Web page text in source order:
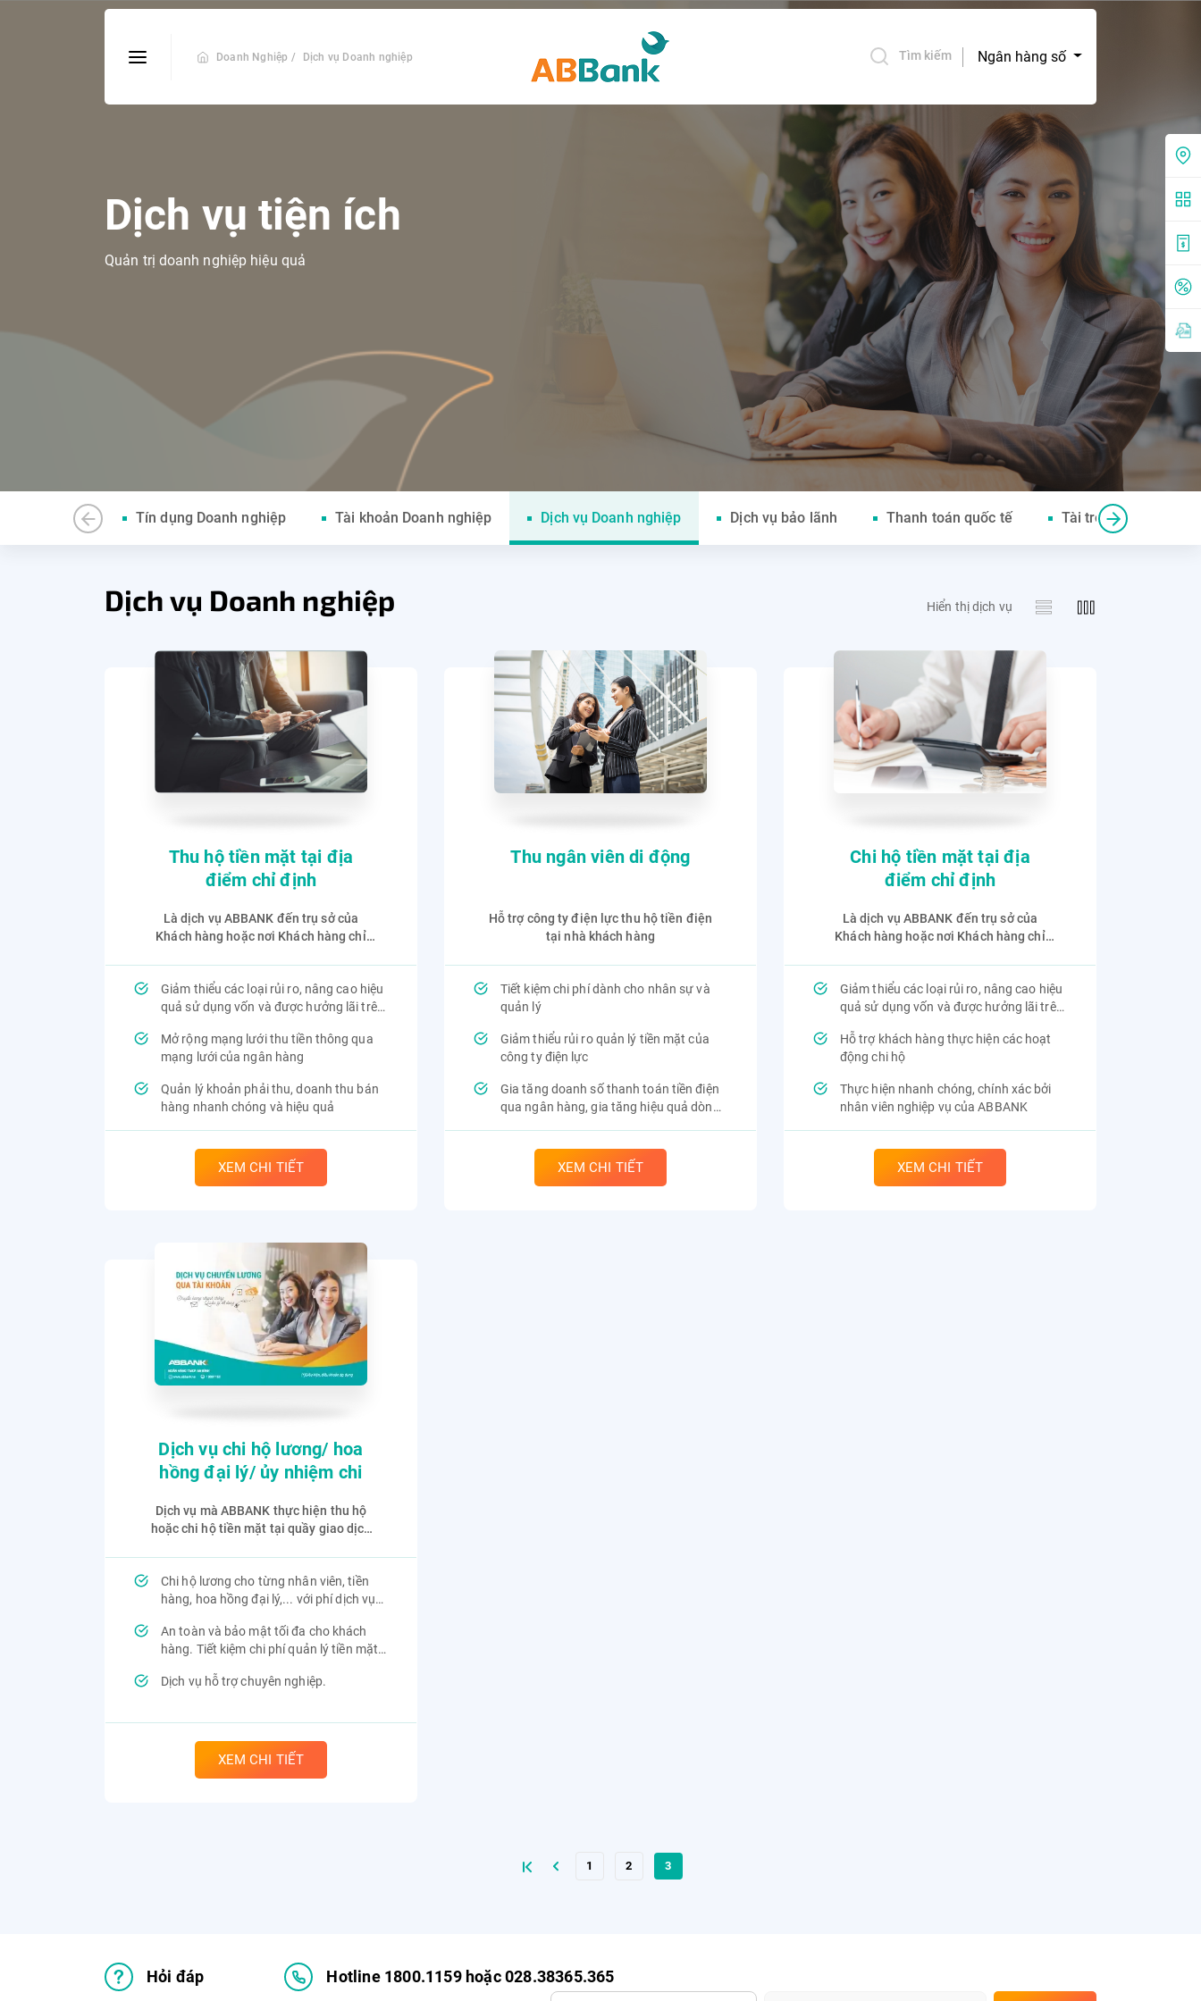
Doanh Nghiệp / Dịch vụ Doanh nghiệp Tìm kiếm Ngân hàng số
Dịch vụ tiện ích
Quản trị doanh nghiệp hiệu quả
Tín dụng Doanh nghiệp Tài khoản Doanh nghiệp Dịch vụ Doanh nghiệp Dịch vụ bảo lãnh Thanh toán quốc tế Tài trợ thương mại
Dịch vụ Doanh nghiệp Hiển thị dịch vụ
Thu hộ tiền mặt tại địa
điểm chỉ định
Là dịch vụ ABBANK đến trụ sở của
Khách hàng hoặc nơi Khách hàng chỉ
vào tài khoản của Khách hàng tại
ABBANK.
Giảm thiểu các loại rủi ro, nâng cao hiệu
quả sử dụng vốn và được hưởng lãi trên
Mở rộng mạng lưới thu tiền thông qua
mạng lưới của ngân hàng
Quản lý khoản phải thu, doanh thu bán
hàng nhanh chóng và hiệu quả
XEM CHI TIẾT
Thu ngân viên di động
Hỗ trợ công ty điện lực thu hộ tiền điện
tại nhà khách hàng
Tiết kiệm chi phí dành cho nhân sự và
quản lý
Giảm thiểu rủi ro quản lý tiền mặt của
công ty điện lực
Gia tăng doanh số thanh toán tiền điện
qua ngân hàng, gia tăng hiệu quả dòng
XEM CHI TIẾT
Chi hộ tiền mặt tại địa
điểm chỉ định
Là dịch vụ ABBANK đến trụ sở của
Khách hàng hoặc nơi Khách hàng chỉ
Giảm thiểu các loại rủi ro, nâng cao hiệu
quả sử dụng vốn và được hưởng lãi trên
Hỗ trợ khách hàng thực hiện các hoạt
động chi hộ
Thực hiện nhanh chóng, chính xác bởi
nhân viên nghiệp vụ của ABBANK
XEM CHI TIẾT
Dịch vụ chi hộ lương/ hoa
hồng đại lý/ ủy nhiệm chi
Dịch vụ mà ABBANK thực hiện thu hộ
hoặc chi hộ tiền mặt tại quầy giao dịch
đồng thời ghi có/ ghi nợ tài khoản của
Khách hàng tại ABBANK.
Chi hộ lương cho từng nhân viên, tiền
hàng, hoa hồng đại lý,... với phí dịch vụ
An toàn và bảo mật tối đa cho khách
hàng. Tiết kiệm chi phí quản lý tiền mặt,
Dịch vụ hỗ trợ chuyên nghiệp.
XEM CHI TIẾT
1 2 3
Hỏi đáp Hotline 1800.1159 hoặc 028.38365.365